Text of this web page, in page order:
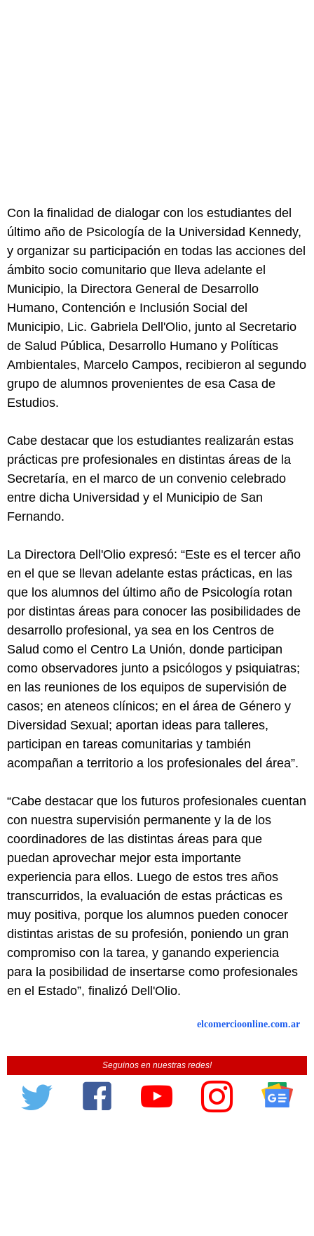
Con la finalidad de dialogar con los estudiantes del
último año de Psicología de la Universidad Kennedy,
y organizar su participación en todas las acciones del
ámbito socio comunitario que lleva adelante el
Municipio, la Directora General de Desarrollo
Humano, Contención e Inclusión Social del
Municipio, Lic. Gabriela Dell'Olio, junto al Secretario
de Salud Pública, Desarrollo Humano y Políticas
Ambientales, Marcelo Campos, recibieron al segundo
grupo de alumnos provenientes de esa Casa de
Estudios.
Cabe destacar que los estudiantes realizarán estas
prácticas pre profesionales en distintas áreas de la
Secretaría, en el marco de un convenio celebrado
entre dicha Universidad y el Municipio de San
Fernando.
La Directora Dell'Olio expresó: “Este es el tercer año
en el que se llevan adelante estas prácticas, en las
que los alumnos del último año de Psicología rotan
por distintas áreas para conocer las posibilidades de
desarrollo profesional, ya sea en los Centros de
Salud como el Centro La Unión, donde participan
como observadores junto a psicólogos y psiquiatras;
en las reuniones de los equipos de supervisión de
casos; en ateneos clínicos; en el área de Género y
Diversidad Sexual; aportan ideas para talleres,
participan en tareas comunitarias y también
acompañan a territorio a los profesionales del área”.
“Cabe destacar que los futuros profesionales cuentan
con nuestra supervisión permanente y la de los
coordinadores de las distintas áreas para que
puedan aprovechar mejor esta importante
experiencia para ellos. Luego de estos tres años
transcurridos, la evaluación de estas prácticas es
muy positiva, porque los alumnos pueden conocer
distintas aristas de su profesión, poniendo un gran
compromiso con la tarea, y ganando experiencia
para la posibilidad de insertarse como profesionales
en el Estado”, finalizó Dell'Olio.
elcomercioonline.com.ar
Seguinos en nuestras redes!